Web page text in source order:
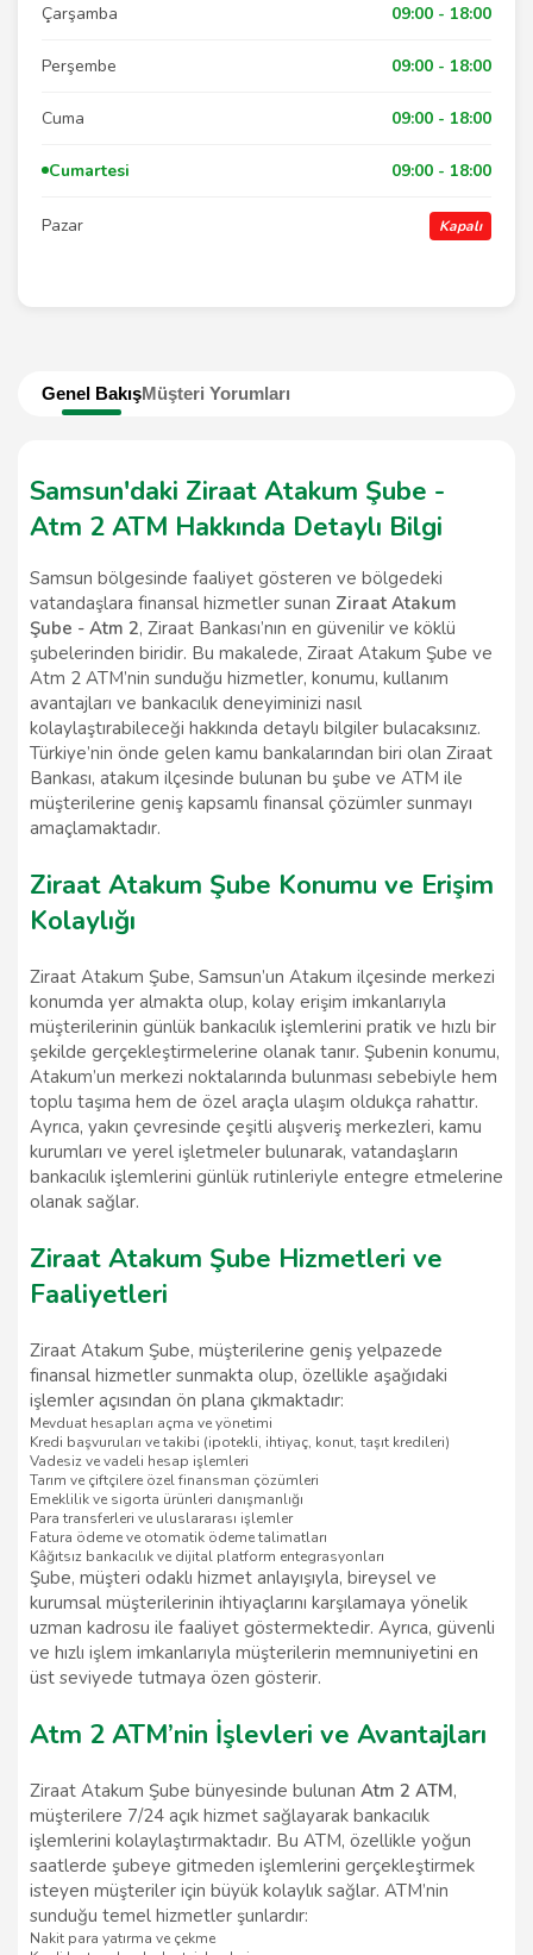
Genel BakışMüşteri Yorumları
Samsun'daki Ziraat Atakum Şube -
Atm 2 ATM Hakkında Detaylı Bilgi
Samsun bölgesinde faaliyet gösteren ve bölgedeki
vatandaşlara finansal hizmetler sunan Ziraat Atakum
Şube - Atm 2, Ziraat Bankası’nın en güvenilir ve köklü
şubelerinden biridir. Bu makalede, Ziraat Atakum Şube ve
Atm 2 ATM’nin sunduğu hizmetler, konumu, kullanım
avantajları ve bankacılık deneyiminizi nasıl
kolaylaştırabileceği hakkında detaylı bilgiler bulacaksınız.
Türkiye’nin önde gelen kamu bankalarından biri olan Ziraat
Bankası, atakum ilçesinde bulunan bu şube ve ATM ile
müşterilerine geniş kapsamlı finansal çözümler sunmayı
amaçlamaktadır.
Ziraat Atakum Şube Konumu ve Erişim
Kolaylığı
Ziraat Atakum Şube, Samsun’un Atakum ilçesinde merkezi
konumda yer almakta olup, kolay erişim imkanlarıyla
müşterilerinin günlük bankacılık işlemlerini pratik ve hızlı bir
şekilde gerçekleştirmelerine olanak tanır. Şubenin konumu,
Atakum’un merkezi noktalarında bulunması sebebiyle hem
toplu taşıma hem de özel araçla ulaşım oldukça rahattır.
Ayrıca, yakın çevresinde çeşitli alışveriş merkezleri, kamu
kurumları ve yerel işletmeler bulunarak, vatandaşların
bankacılık işlemlerini günlük rutinleriyle entegre etmelerine
olanak sağlar.
Ziraat Atakum Şube Hizmetleri ve
Faaliyetleri
Ziraat Atakum Şube, müşterilerine geniş yelpazede
finansal hizmetler sunmakta olup, özellikle aşağıdaki
işlemler açısından ön plana çıkmaktadır:
Mevduat hesapları açma ve yönetimi
Kredi başvuruları ve takibi (ipotekli, ihtiyaç, konut, taşıt kredileri)
Vadesiz ve vadeli hesap işlemleri
Tarım ve çiftçilere özel finansman çözümleri
Emeklilik ve sigorta ürünleri danışmanlığı
Para transferleri ve uluslararası işlemler
Fatura ödeme ve otomatik ödeme talimatları
Kâğıtsız bankacılık ve dijital platform entegrasyonları
Şube, müşteri odaklı hizmet anlayışıyla, bireysel ve
kurumsal müşterilerinin ihtiyaçlarını karşılamaya yönelik
uzman kadrosu ile faaliyet göstermektedir. Ayrıca, güvenli
ve hızlı işlem imkanlarıyla müşterilerin memnuniyetini en
üst seviyede tutmaya özen gösterir.
Atm 2 ATM’nin İşlevleri ve Avantajları
Ziraat Atakum Şube bünyesinde bulunan Atm 2 ATM,
müşterilere 7/24 açık hizmet sağlayarak bankacılık
işlemlerini kolaylaştırmaktadır. Bu ATM, özellikle yoğun
saatlerde şubeye gitmeden işlemlerini gerçekleştirmek
isteyen müşteriler için büyük kolaylık sağlar. ATM’nin
sunduğu temel hizmetler şunlardır:
Nakit para yatırma ve çekme
Çarşamba 09:00 - 18:00
Perşembe 09:00 - 18:00
Cuma 09:00 - 18:00
Cumartesi 09:00 - 18:00
Pazar Kapalı